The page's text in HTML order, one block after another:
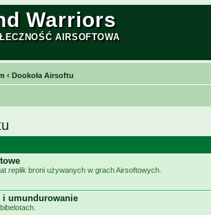
Warriors
AIRSOFTOWA
‹ Dookoła Airsoftu
replik broni używanych w grach Airsoftowych.
i umundurowanie